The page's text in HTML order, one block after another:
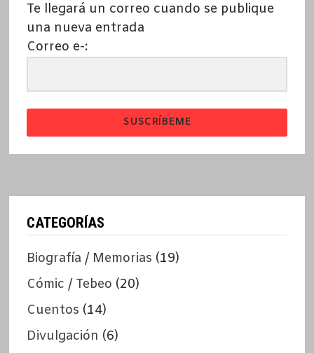
Te llegará un correo cuando se publique
una nueva entrada
Correo e-:
SUSCRÍBEME
CATEGORÍAS
Biografía / Memorias (19)
Cómic / Tebeo (20)
Cuentos (14)
Divulgación (6)